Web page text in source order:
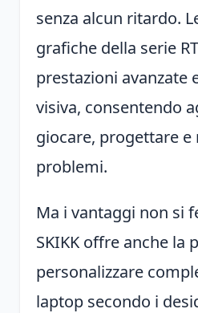
senza alcun ritardo.
grafiche della serie
prestazioni avanzate
visiva, consentendo
giocare, progettare e
problemi.
Ma i vantaggi non si
SKIKK offre anche la
personalizzare
laptop secondo i